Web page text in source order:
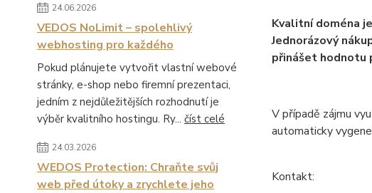
24.06.2026
VEDOS NoLimit – spolehlivý
webhosting pro každého
Pokud plánujete vytvořit vlastní webové
stránky, e-shop nebo firemní prezentaci,
jedním z nejdůležitějších rozhodnutí je
výběr kvalitního hostingu. Ry... číst celé
24.03.2026
WEDOS Protection: Chraňte svůj
web před útoky a zrychlete jeho
Kvalitní doména
Jednorázový
přinášet hodnotu
V případě zájmu
automaticky
Kontakt: